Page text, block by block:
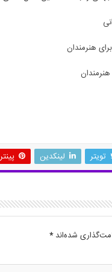
هنرمندان
تویتر لینکدین
شده‌اند*